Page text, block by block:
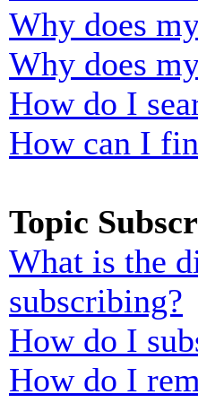
Why does
Why does
How do I
How can I
Topic
What is the
subscribing?
How do I
How do I